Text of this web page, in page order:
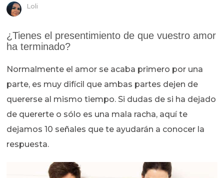
Loli
¿Tienes el presentimiento de que vuestro amor
ha terminado?
Normalmente el amor se acaba primero por una
parte, es muy difícil que ambas partes dejen de
quererse al mismo tiempo. Si dudas de si ha dejado
de quererte o sólo es una mala racha, aquí te
dejamos 10 señales que te ayudarán a conocer la
respuesta.